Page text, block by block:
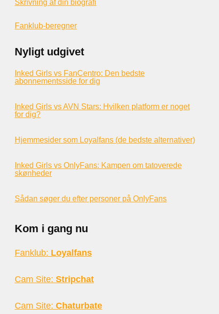
Skrivning af din biografi
Fanklub-beregner
Nyligt udgivet
Inked Girls vs FanCentro: Den bedste
abonnementsside for dig
Inked Girls vs AVN Stars: Hvilken platform er noget
for dig?
Hjemmesider som Loyalfans (de bedste alternativer)
Inked Girls vs OnlyFans: Kampen om tatoverede
skønheder
Sådan søger du efter personer på OnlyFans
Kom i gang nu
Fanklub: Loyalfans
Cam Site: Stripchat
Cam Site: Chaturbate